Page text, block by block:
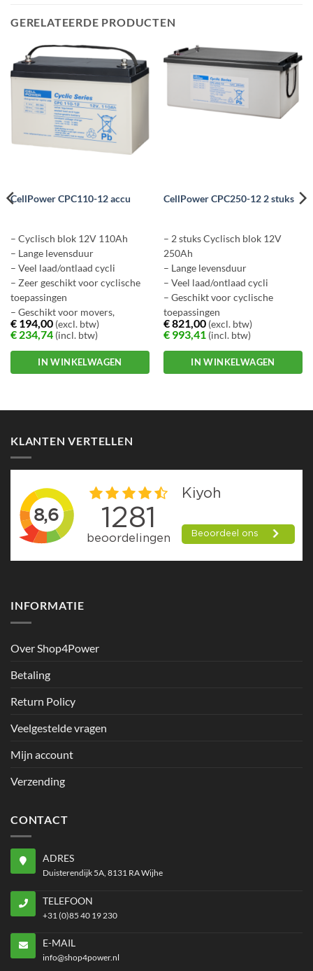
GERELATEERDE PRODUCTEN
CellPower CPC110-12 accu
– Cyclisch blok 12V 110Ah
– Lange levensduur
– Veel laad/ontlaad cycli
– Zeer geschikt voor cyclische
toepassingen
– Geschikt voor movers,
scootmobiel etc.
€194,00(excl. btw)
€234,74(incl. btw)
IN WINKELWAGEN
CellPower CPC250-12 2 stuks
– 2 stuks Cyclisch blok 12V
250Ah
– Lange levensduur
– Veel laad/ontlaad cycli
– Geschikt voor cyclische
toepassingen
– Ook geschikt voor movers,
scootmobiel etc.
€821,00(excl. btw)
€993,41(incl. btw)
IN WINKELWAGEN
KLANTEN VERTELLEN
INFORMATIE
Over Shop4Power
Betaling
Return Policy
Veelgestelde vragen
Mijn account
Verzending
CONTACT
ADRES
Duisterendijk 5A, 8131 RA Wijhe
TELEFOON
+31 (0)85 40 19 230
E-MAIL
info@shop4power.nl